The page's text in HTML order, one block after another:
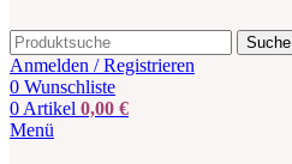
Suche
Anmelden / Registrieren
0 Wunschliste
0 Artikel 0,00 €
Menü